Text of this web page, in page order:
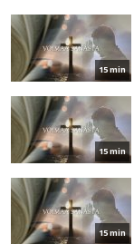
15 min
15 min
15 min